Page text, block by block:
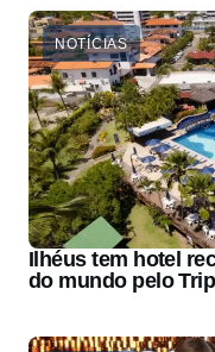
NOTÍCIAS
Ilhéus tem hotel
do mundo pelo